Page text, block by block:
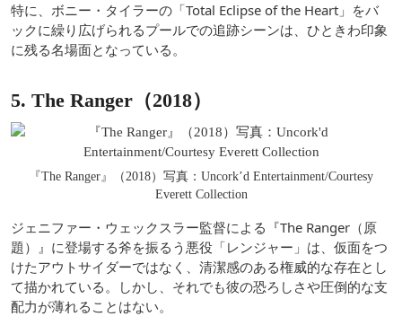
特に、ボニー・タイラーの「Total Eclipse of the Heart」をバ
ックに繰り広げられるプールでの追跡シーンは、ひときわ印象
に残る名場面となっている。
5. The Ranger（2018）
『The Ranger』（2018）写真：Uncork’d Entertainment/Courtesy
Everett Collection
ジェニファー・ウェックスラー監督による『The Ranger（原
題）』に登場する斧を振るう悪役「レンジャー」は、仮面をつ
けたアウトサイダーではなく、清潔感のある権威的な存在とし
て描かれている。しかし、それでも彼の恐ろしさや圧倒的な支
配力が薄れることはない。